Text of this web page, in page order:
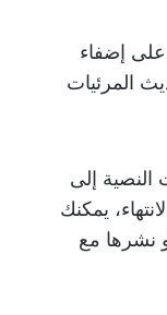
إضفاء
المرئيات
النصية إلى
يمكنك
نشرها مع